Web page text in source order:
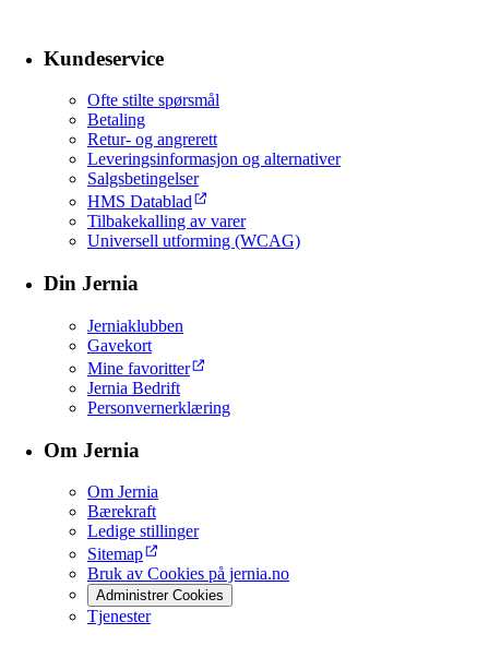
Kundeservice
Ofte stilte spørsmål
Betaling
Retur- og angrerett
Leveringsinformasjon og alternativer
Salgsbetingelser
HMS Datablad
Tilbakekalling av varer
Universell utforming (WCAG)
Din Jernia
Jerniaklubben
Gavekort
Mine favoritter
Jernia Bedrift
Personvernerklæring
Om Jernia
Om Jernia
Bærekraft
Ledige stillinger
Sitemap
Bruk av Cookies på jernia.no
Administrer Cookies
Tjenester